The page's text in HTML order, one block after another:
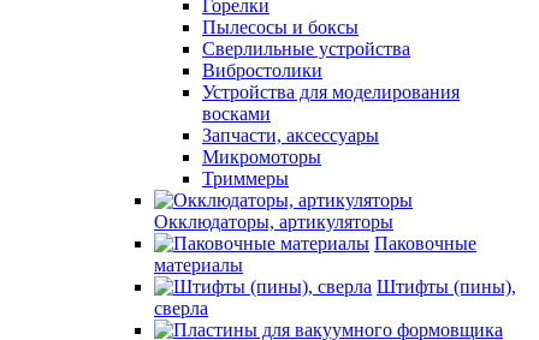
Горелки
Пылесосы и боксы
Сверлильные устройства
Вибростолики
Устройства для моделирования
восками
Запчасти, аксессуары
Микромоторы
Триммеры
Окклюдаторы, артикуляторы
Паковочные
материалы
Штифты (пины),
сверла